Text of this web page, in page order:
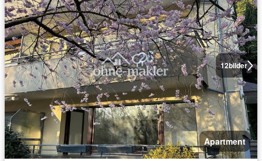
12bilder
Apartment